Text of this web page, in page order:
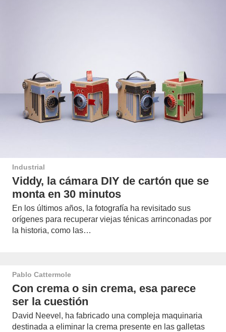
Industrial
Viddy, la cámara DIY de cartón que se
monta en 30 minutos
En los últimos años, la fotografía ha revisitado sus
orígenes para recuperar viejas ténicas arrinconadas por
la historia, como las…
Pablo Cattermole
Con crema o sin crema, esa parece
ser la cuestión
David Neevel, ha fabricado una compleja maquinaria
destinada a eliminar la crema presente en las galletas